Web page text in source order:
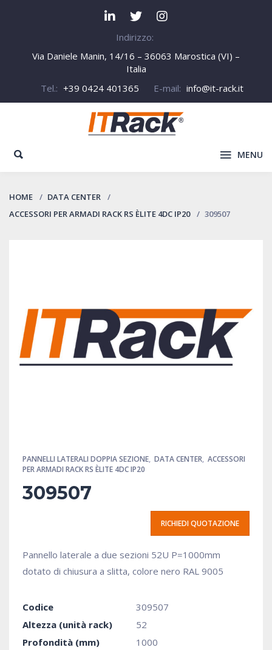
Indirizzo:
Via Daniele Manin, 14/16 – 36063 Marostica (VI) –
Italia
Tel.: +39 0424 401365 E-mail: info@it-rack.it
MENU
HOME
DATA CENTER
ACCESSORI PER ARMADI RACK RS ÈLITE 4DC IP20
309507
PANNELLI LATERALI DOPPIA SEZIONE, DATA CENTER, ACCESSORI
PER ARMADI RACK RS ÈLITE 4DC IP20
309507
RICHIEDI QUOTAZIONE
Pannello laterale a due sezioni 52U P=1000mm
dotato di chiusura a slitta, colore nero RAL 9005
Codice
309507
Altezza (unità rack)
52
Profondità (mm)
1000